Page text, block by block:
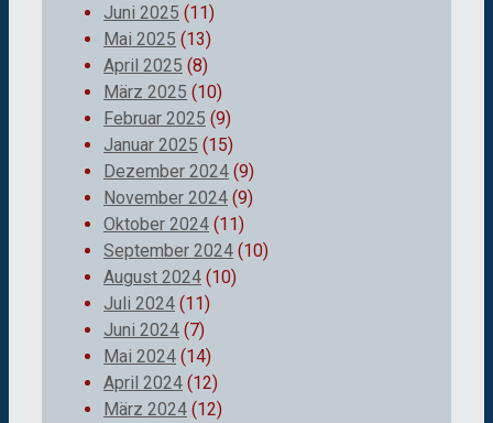
Juni 2025 (11)
Mai 2025 (13)
April 2025 (8)
März 2025 (10)
Februar 2025 (9)
Januar 2025 (15)
Dezember 2024 (9)
November 2024 (9)
Oktober 2024 (11)
September 2024 (10)
August 2024 (10)
Juli 2024 (11)
Juni 2024 (7)
Mai 2024 (14)
April 2024 (12)
März 2024 (12)